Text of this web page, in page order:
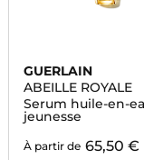
GUERLAIN
ABEILLE ROYALE
Serum huile-en-
jeunesse
À partir de 65,50 €